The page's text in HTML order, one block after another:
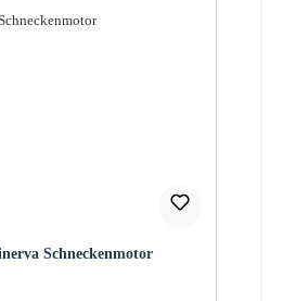
Schneckenmotor